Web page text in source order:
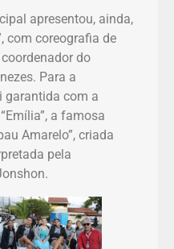
apresentou, ainda,
com coreografia de
do
Para a
garantida com a
a famosa
Amarelo”, criada
pela